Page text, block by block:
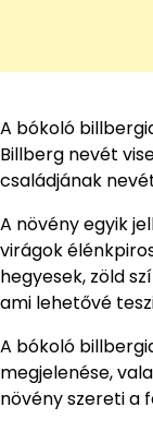
A bókoló
Billberg nevét
családjának
A növény egyik
virágok
hegyesek, zöld
ami lehetővé
A bókoló
megjelenése,
növény szereti a